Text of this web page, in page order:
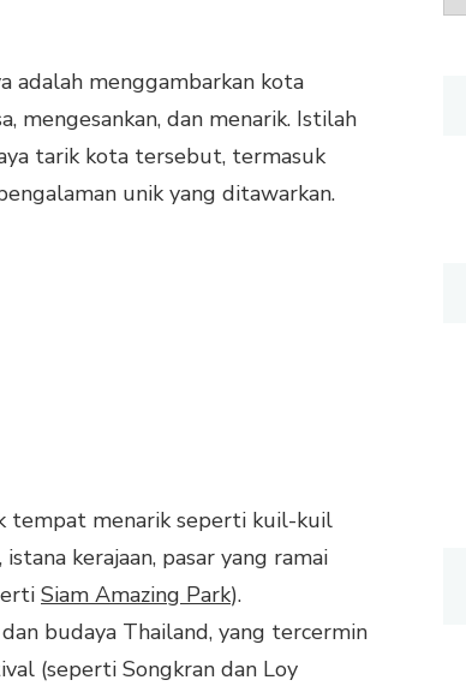
adalah menggambarkan kota
mengesankan, dan menarik. Istilah
tarik kota tersebut, termasuk
unik yang ditawarkan.
tempat menarik seperti kuil-kuil
kerajaan, pasar yang ramai
Siam Amazing Park).
budaya Thailand, yang tercermin
(seperti Songkran dan Loy